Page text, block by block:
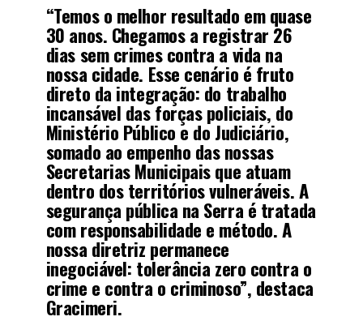
“Temos o melhor resultado em quase
30 anos. Chegamos a registrar 26
dias sem crimes contra a vida na
nossa cidade. Esse cenário é fruto
direto da integração: do trabalho
incansável das forças policiais, do
Ministério Público e do Judiciário,
somado ao empenho das nossas
Secretarias Municipais que atuam
dentro dos territórios vulneráveis. A
segurança pública na Serra é tratada
com responsabilidade e método. A
nossa diretriz permanece
inegociável: tolerância zero contra o
crime e contra o criminoso”, destaca
Gracimeri.